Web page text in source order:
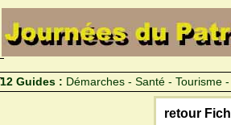
12 Guides : Démarches - Santé - Tourisme
retour